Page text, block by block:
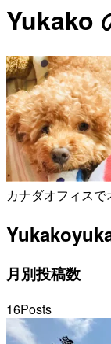
Yukako
カナダオフィスで
Yukako
月別投稿数
16Posts